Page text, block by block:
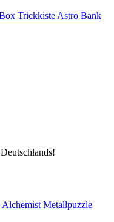
Trickkiste Astro Bank
Alchemist Metallpuzzle